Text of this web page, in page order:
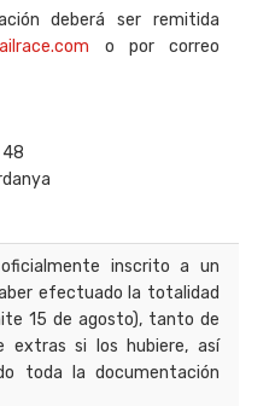
deberá ser remitida
o por correo
48
inscrito a un
efectuado la totalidad
15 de agosto), tanto de
extras si los hubiere, así
toda la documentación